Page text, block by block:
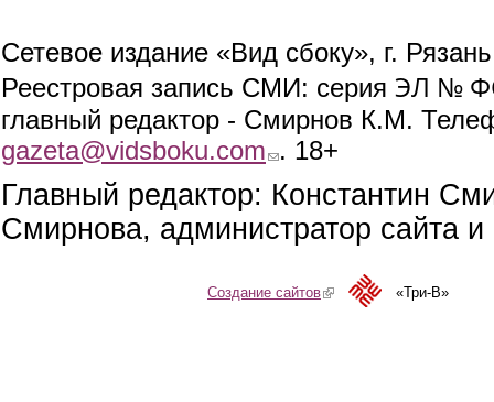
Сетевое издание «Вид сбоку», г.
Реестровая запись СМИ: серия ЭЛ №
главный редактор - Смирнов К.М.
gazeta@vidsboku.com (link sends e-mail)
. 18+
Главный редактор: Константин
Смирнова, администратор сайта
Создание сайтов(link is external)«Три-В»